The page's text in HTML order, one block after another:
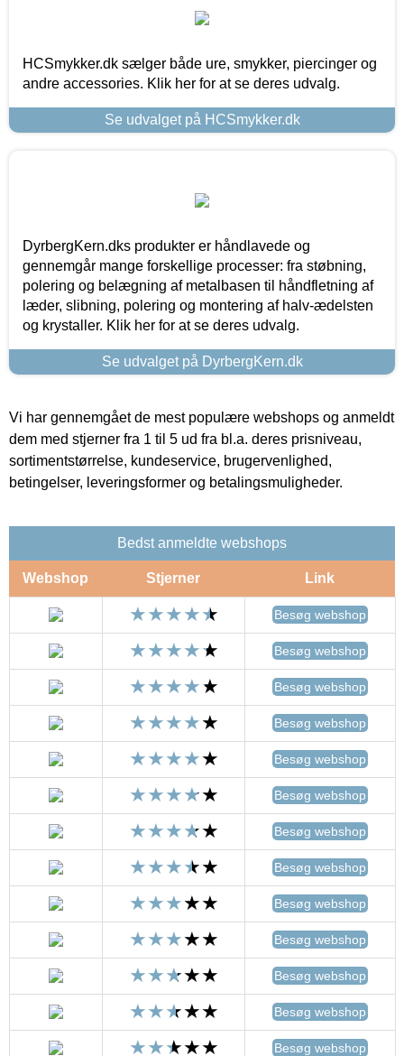
HCSmykker.dk sælger både ure, smykker, piercinger og
andre accessories. Klik her for at se deres udvalg.
Se udvalget på HCSmykker.dk
DyrbergKern.dks produkter er håndlavede og
gennemgår mange forskellige processer: fra støbning,
polering og belægning af metalbasen til håndfletning af
læder, slibning, polering og montering af halv-ædelsten
og krystaller. Klik her for at se deres udvalg.
Se udvalget på DyrbergKern.dk
Vi har gennemgået de mest populære webshops og anmeldt
dem med stjerner fra 1 til 5 ud fra bl.a. deres prisniveau,
sortimentstørrelse, kundeservice, brugervenlighed,
betingelser, leveringsformer og betalingsmuligheder.
Bedst anmeldte webshops
Webshop Stjerner Link
Besøg webshop
Besøg webshop
Besøg webshop
Besøg webshop
Besøg webshop
Besøg webshop
Besøg webshop
Besøg webshop
Besøg webshop
Besøg webshop
Besøg webshop
Besøg webshop
Besøg webshop